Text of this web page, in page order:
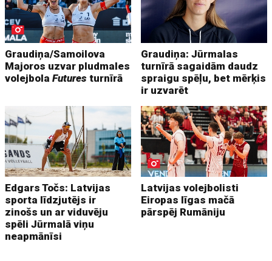
Graudiņa/Samoilova
Majoros uzvar pludmales
volejbolaFutures turnīrā
Graudiņa: Jūrmalas
turnīrā sagaidām daudz
spraigu spēļu, bet mērķis
ir uzvarēt
Edgars Točs: Latvijas
sporta līdzjutējs ir
zinošs un ar viduvēju
spēli Jūrmalā viņu
neapmānīsi
Latvijas volejbolisti
Eiropas līgas mačā
pārspēj Rumāniju